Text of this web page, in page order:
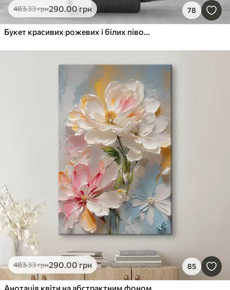
483.33грн290.00 грн 78
Букет красивих рожевих і білих півоній у скляній вазі, розташованих на дерев'яній поверхні
483.33грн290.00 грн 85
Анотація квіти на абстрактним фоном